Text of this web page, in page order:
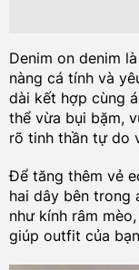
Denim on denim
nàng cá tính và
dài kết hợp cùng
thể vừa bụi bặm,
rõ tinh thần tự do
Để tăng thêm vẻ
hai dây bên trong
như kính râm
giúp outfit của